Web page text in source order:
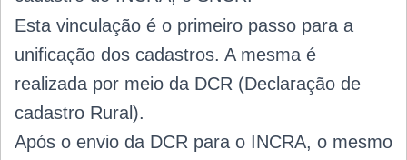
Esta vinculação é o primeiro passo para a
unificação dos cadastros. A mesma é
realizada por meio da DCR (Declaração de
cadastro Rural).
Após o envio da DCR para o INCRA, o mesmo